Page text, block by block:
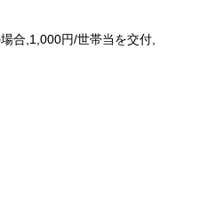
,1,000円/世帯当を交付,